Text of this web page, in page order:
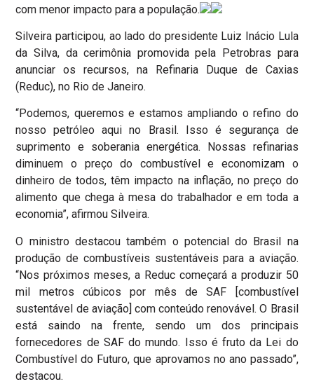
com menor impacto para a população.
Silveira participou, ao lado do presidente Luiz Inácio Lula
da Silva, da cerimônia promovida pela Petrobras para
anunciar os recursos, na Refinaria Duque de Caxias
(Reduc), no Rio de Janeiro.
“Podemos, queremos e estamos ampliando o refino do
nosso petróleo aqui no Brasil. Isso é segurança de
suprimento e soberania energética. Nossas refinarias
diminuem o preço do combustível e economizam o
dinheiro de todos, têm impacto na inflação, no preço do
alimento que chega à mesa do trabalhador e em toda a
economia”, afirmou Silveira.
O ministro destacou também o potencial do Brasil na
produção de combustíveis sustentáveis para a aviação.
“Nos próximos meses, a Reduc começará a produzir 50
mil metros cúbicos por mês de SAF [combustível
sustentável de aviação] com conteúdo renovável. O Brasil
está saindo na frente, sendo um dos principais
fornecedores de SAF do mundo. Isso é fruto da Lei do
Combustível do Futuro, que aprovamos no ano passado”,
destacou.